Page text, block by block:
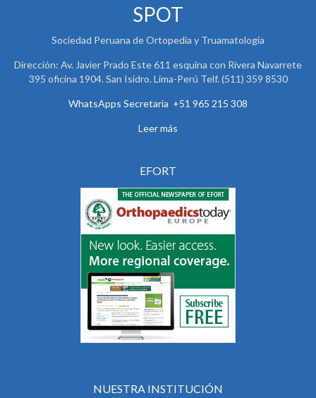
SPOT
Sociedad Peruana de Ortopedia y Truamatología
Dirección: Av. Javier Prado Este 611 esquina con Rivera Navarrete
395 oficina 1904. San Isidro. Lima-Perú Telf. (511) 359 8530
WhatsApps Secretaria +51 965 215 308
Leer más
EFORT
NUESTRA INSTITUCIÓN